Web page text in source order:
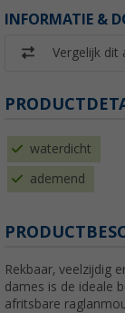
INFORMATIE &
Vergelijk dit
waterdicht
ademend
Rekbaar, veelzijdig
dames is de ideale
afritsbare